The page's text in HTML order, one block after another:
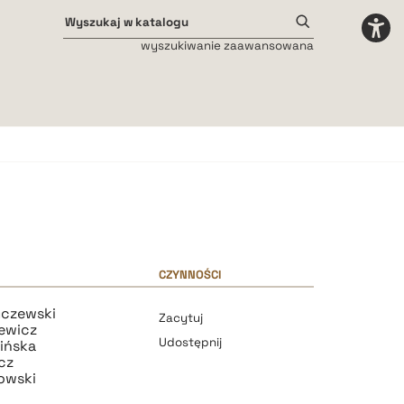
wyszukiwanie zaawansowana
CZYNNOŚCI
Zacytuj
Udostępnij